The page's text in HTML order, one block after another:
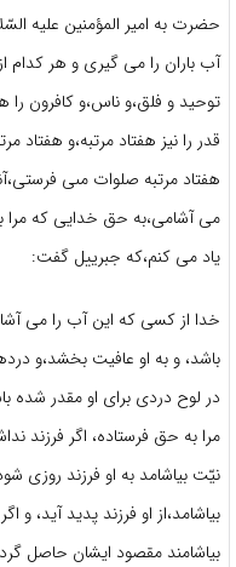
حضرت به امير المؤمنين عليه
آب باران را مى ‏گيرى و هر كدام
توحيد و فلق،و ناس،و كافرون را
قدر را نيز هفتاد مرتبه،و هفتاد
هفتاد مرتبه صلوات مىی
مى‏ آشامى،به حق خدايى كه مرا
ياد مى‏ كنم،كه جبرييل گفت:
خدا از كسى‏ كه اين آب را مى
باشد، و به او عافيت بخشد،و
در لوح دردى براى او مقدر شده
مرا به حق فرستاده، اگر فرزند
نيّت بياشامد به او فرزند روزى
بياشامد،از او فرزند پديد آيد،
بياشامند مقصود ايشان حاصل